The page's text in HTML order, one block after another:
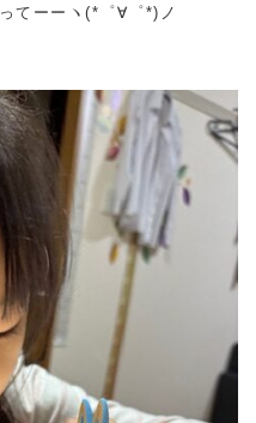
てーーヽ(*゜∀゜*)ノ